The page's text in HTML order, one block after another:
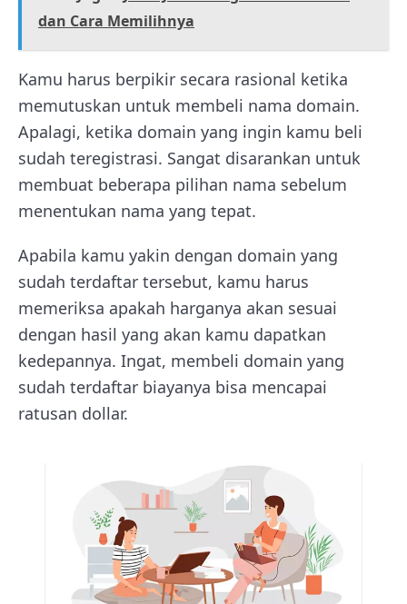
dan Cara Memilihnya
Kamu harus berpikir secara rasional ketika
memutuskan untuk membeli nama domain.
Apalagi, ketika domain yang ingin kamu beli
sudah teregistrasi. Sangat disarankan untuk
membuat beberapa pilihan nama sebelum
menentukan nama yang tepat.
Apabila kamu yakin dengan domain yang
sudah terdaftar tersebut, kamu harus
memeriksa apakah harganya akan sesuai
dengan hasil yang akan kamu dapatkan
kedepannya. Ingat, membeli domain yang
sudah terdaftar biayanya bisa mencapai
ratusan dollar.